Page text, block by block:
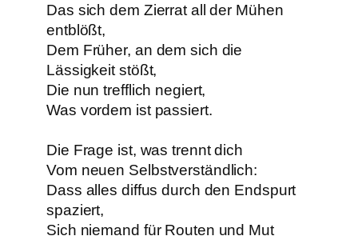
Das sich dem Zierrat all der Mühen
entblößt,
Dem Früher, an dem sich die
Lässigkeit stößt,
Die nun trefflich negiert,
Was vordem ist passiert.
Die Frage ist, was trennt dich
Vom neuen Selbstverständlich:
Dass alles diffus durch den Endspurt
spaziert,
Sich niemand für Routen und Mut